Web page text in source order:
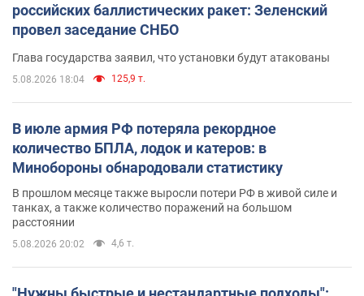
российских баллистических ракет: Зеленский
провел заседание СНБО
Глава государства заявил, что установки будут атакованы
5.08.2026 18:04 125,9 т.
В июле армия РФ потеряла рекордное
количество БПЛА, лодок и катеров: в
Минобороны обнародовали статистику
В прошлом месяце также выросли потери РФ в живой силе и
танках, а также количество поражений на большом
расстоянии
5.08.2026 20:02 4,6 т.